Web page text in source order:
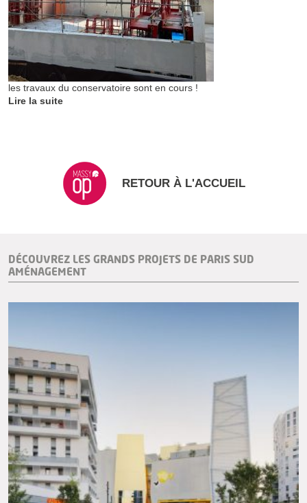
les travaux du conservatoire sont en cours !
Lire la suite
RETOUR À L'ACCUEIL
DÉCOUVREZ LES GRANDS PROJETS DE PARIS SUD
AMÉNAGEMENT